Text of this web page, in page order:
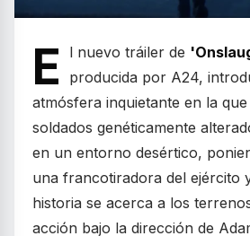
E l nuevo tráiler de
producida por A24,
atmósfera inquietante en la
soldados genéticamente
en un entorno desértico,
una francotiradora del ejército
historia se acerca a los
acción bajo la dirección de